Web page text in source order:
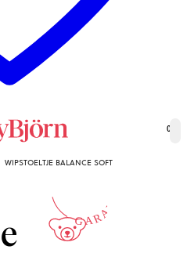
0
WIPSTOELTJE BALANCE SOFT
10-JAAR
GARANTIE